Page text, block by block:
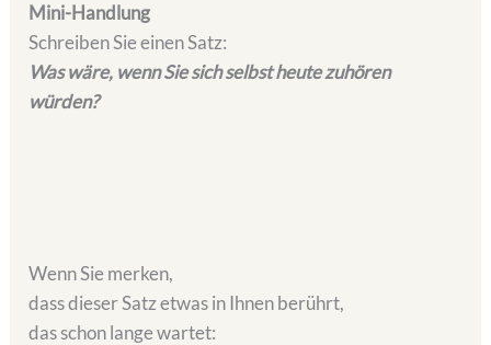
Mini-Handlung
Schreiben Sie einen Satz:
Was wäre, wenn Sie sich selbst heute zuhören
würden?
Wenn Sie merken,
dass dieser Satz etwas in Ihnen berührt,
das schon lange wartet: